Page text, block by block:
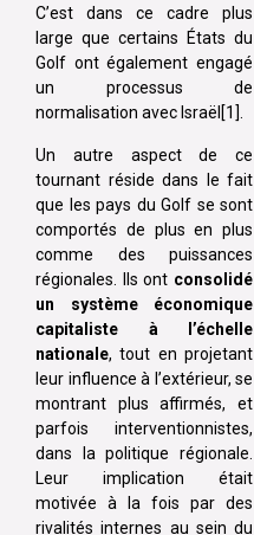
C’est dans ce cadre plus
large que certains États du
Golf ont également engagé
un processus de
normalisation avec Israël[1].
Un autre aspect de ce
tournant réside dans le fait
que les pays du Golf se sont
comportés de plus en plus
comme des puissances
régionales. Ils ont consolidé
un système économique
capitaliste à l’échelle
nationale, tout en projetant
leur influence à l’extérieur, se
montrant plus affirmés, et
parfois interventionnistes,
dans la politique régionale.
Leur implication était
motivée à la fois par des
rivalités internes au sein du